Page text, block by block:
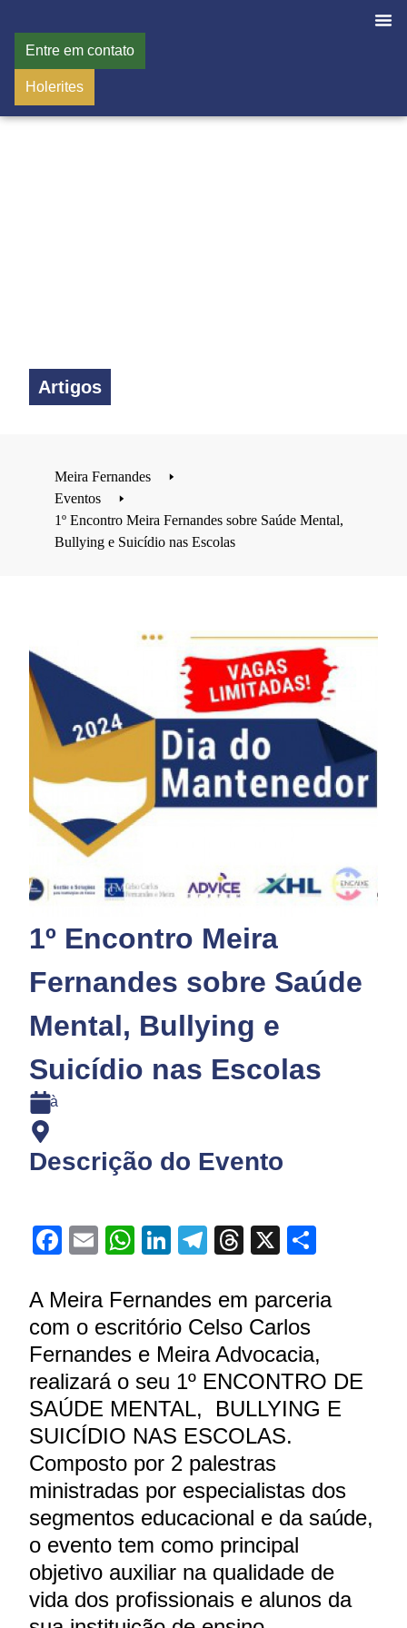
Entre em contato
Holerites
Artigos
Meira Fernandes
🢒
Eventos
🢒
1º Encontro Meira Fernandes sobre Saúde Mental,
Bullying e Suicídio nas Escolas
1º Encontro Meira
Fernandes sobre Saúde
Mental, Bullying e
Suicídio nas Escolas
à
Descrição do Evento
Facebook
EmailWhatsApp
LinkedIn
Telegram
Threads
X
A Meira Fernandes em parceria
com o escritório Celso Carlos
Fernandes e Meira Advocacia,
realizará o seu 1º ENCONTRO DE
SAÚDE MENTAL, BULLYING E
SUICÍDIO NAS ESCOLAS.
Composto por 2 palestras
ministradas por especialistas dos
segmentos educacional e da saúde,
o evento tem como principal
objetivo auxiliar na qualidade de
vida dos profissionais e alunos da